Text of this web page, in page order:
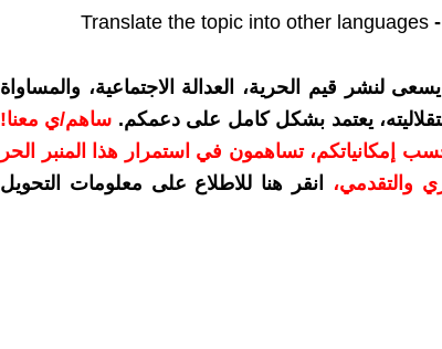
Translate the topic into other languages
لنشر قيم الحرية، العدالة الاجتماعية، والمساواة
يعتمد بشكل كامل على دعمكم. ساهم/ي معنا!
أو أكثر حسب إمكانياتكم، تساهمون في استمرار هذا المنبر الحر
والتقدمي،
انقر هنا للاطلاع على معلومات التحويل